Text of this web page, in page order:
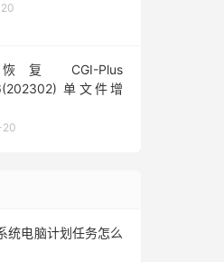
复 CGI-Plus
单文件增
统电脑计划任务怎么